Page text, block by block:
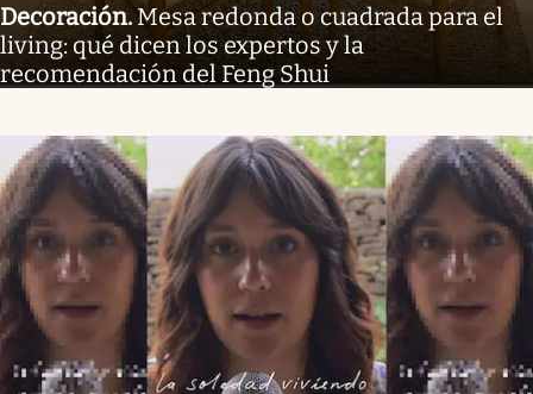
Decoración. Mesa redonda o cuadrada para el
living: qué dicen los expertos y la
recomendación del Feng Shui